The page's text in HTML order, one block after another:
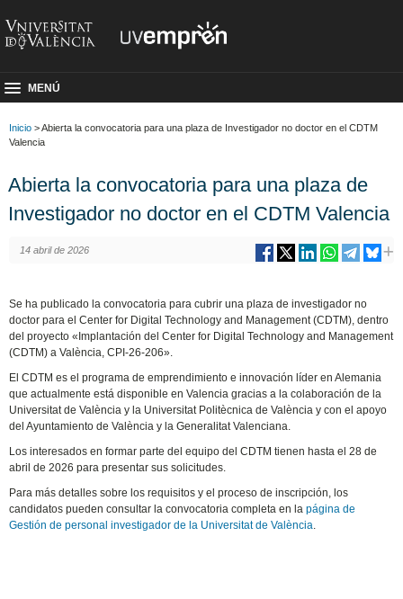
MENÚ
Inicio > Abierta la convocatoria para una plaza de Investigador no doctor en el CDTM
Valencia
Abierta la convocatoria para una plaza de
Investigador no doctor en el CDTM Valencia
14 abril de 2026
Se ha publicado la convocatoria para cubrir una plaza de investigador no
doctor para el Center for Digital Technology and Management (CDTM), dentro
del proyecto «Implantación del Center for Digital Technology and Management
(CDTM) a València, CPI-26-206».
El CDTM es el programa de emprendimiento e innovación líder en Alemania
que actualmente está disponible en Valencia gracias a la colaboración de la
Universitat de València y la Universitat Politècnica de València y con el apoyo
del Ayuntamiento de València y la Generalitat Valenciana.
Los interesados en formar parte del equipo del CDTM tienen hasta el 28 de
abril de 2026 para presentar sus solicitudes.
Para más detalles sobre los requisitos y el proceso de inscripción, los
candidatos pueden consultar la convocatoria completa en lapágina de
Gestión de personal investigador de la Universitat de València.